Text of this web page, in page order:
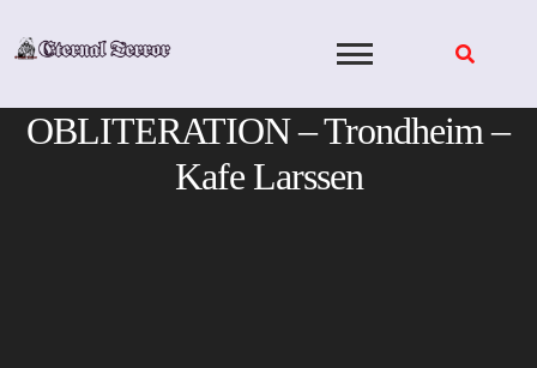
OBLITERATION – Trondheim –
Kafe Larssen